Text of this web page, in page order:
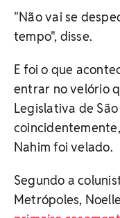
"Não vai se
tempo", disse.
E foi o que
entrar no velório
Legislativa de
Nahim foi velado.
Segundo a
Metrópoles,